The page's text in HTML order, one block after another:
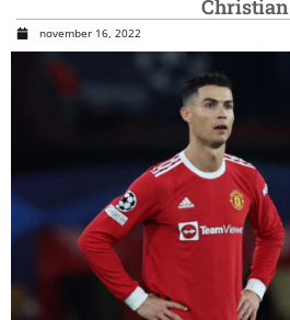
Christian
november 16, 2022